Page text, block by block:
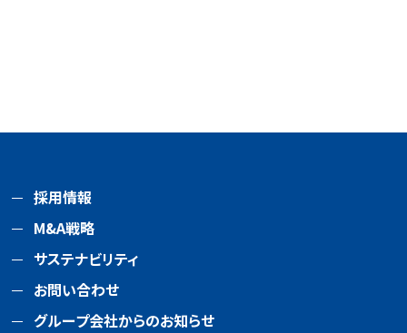
採用情報
M&A戦略
サステナビリティ
お問い合わせ
グループ会社からのお知らせ